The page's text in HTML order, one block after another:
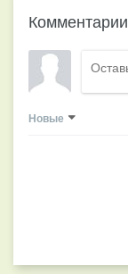
Комментарии
Новые